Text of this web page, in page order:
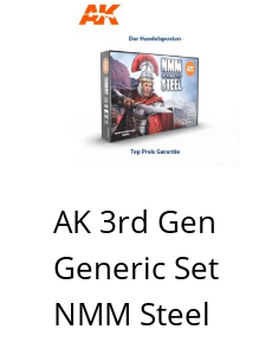
AK 3rd Gen
Generic Set
NMM Steel